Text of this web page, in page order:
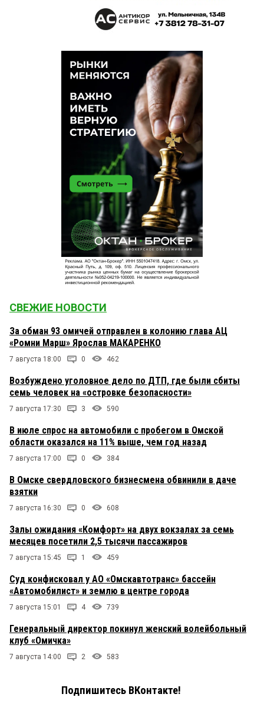
СВЕЖИЕ НОВОСТИ
За обман 93 омичей отправлен в колонию глава АЦ
«Ромни Марш» Ярослав МАКАРЕНКО
7 августа 18:00 0 462
Возбуждено уголовное дело по ДТП, где были сбиты
семь человек на «островке безопасности»
7 августа 17:30 3 590
В июле спрос на автомобили с пробегом в Омской
области оказался на 11% выше, чем год назад
7 августа 17:00 0 384
В Омске свердловского бизнесмена обвинили в даче
взятки
7 августа 16:30 0 608
Залы ожидания «Комфорт» на двух вокзалах за семь
месяцев посетили 2,5 тысячи пассажиров
7 августа 15:45 1 459
Суд конфисковал у АО «Омскавтотранс» бассейн
«Автомобилист» и землю в центре города
7 августа 15:01 4 739
Генеральный директор покинул женский волейбольный
клуб «Омичка»
7 августа 14:00 2 583
Подпишитесь ВКонтакте!